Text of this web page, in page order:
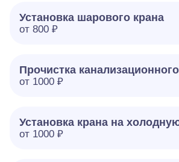
Установка шарового крана
от 800 ₽
Прочистка
от 1000 ₽
Установка крана на
от 1000 ₽